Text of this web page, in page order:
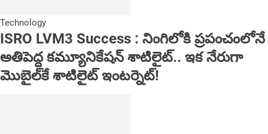
Technology
ISRO LVM3 Success : నింగిలోకి ప్రపంచంలోనే
అతిపెద్ద కమ్యూనికేషన్ శాటిలైట్.. ఇక నేరుగా
మొబైల్‌కే శాటిలైట్ ఇంటర్నెట్!